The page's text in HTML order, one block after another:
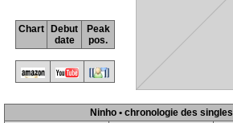
Chart
Debut
date
Peak
pos.
Ninho • chronologie des singles